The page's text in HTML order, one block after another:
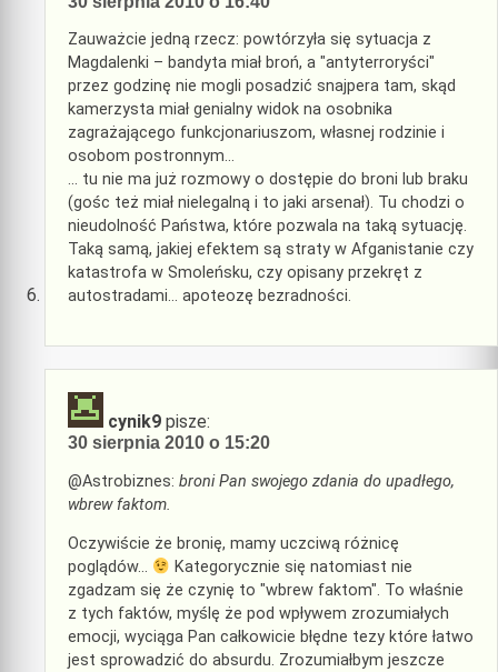
Zauważcie jedną rzecz: powtórzyła się sytuacja z
Magdalenki – bandyta miał broń, a "antyterroryści"
przez godzinę nie mogli posadzić snajpera tam, skąd
kamerzysta miał genialny widok na osobnika
zagrażającego funkcjonariuszom, własnej rodzinie i
osobom postronnym…
… tu nie ma już rozmowy o dostępie do broni lub braku
(gośc też miał nielegalną i to jaki arsenał). Tu chodzi o
nieudolność Państwa, które pozwala na taką sytuację.
Taką samą, jakiej efektem są straty w Afganistanie czy
katastrofa w Smoleńsku, czy opisany przekręt z
autostradami… apoteozę bezradności.
cynik9 pisze:
30 sierpnia 2010 o 15:20
@Astrobiznes: broni Pan swojego zdania do upadłego,
wbrew faktom.
Oczywiście że bronię, mamy uczciwą różnicę
poglądów…
Kategorycznie się natomiast nie
zgadzam się że czynię to "wbrew faktom". To właśnie
z tych faktów, myślę że pod wpływem zrozumiałych
emocji, wyciąga Pan całkowicie błędne tezy które łatwo
jest sprowadzić do absurdu. Zrozumiałbym jeszcze